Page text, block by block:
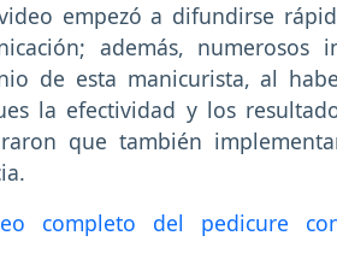
empezó a difundirse
además, numerosos
de esta manicurista, al
la efectividad y los
que también